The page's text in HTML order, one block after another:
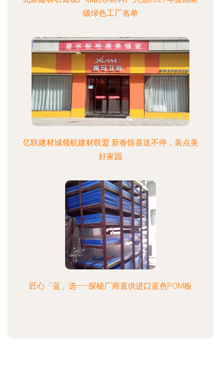
级绿色工厂名单
亿联建材城领航建材联盟 新春惊喜送不停，装点美
好家园
匠心「蓝」选——探秘厂商直供进口蓝色POM板